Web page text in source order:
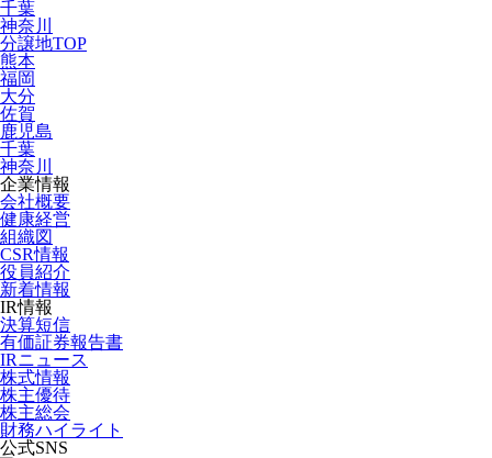
千葉
神奈川
分譲地TOP
熊本
福岡
大分
佐賀
鹿児島
千葉
神奈川
企業情報
会社概要
健康経営
組織図
CSR情報
役員紹介
新着情報
IR情報
決算短信
有価証券報告書
IRニュース
株式情報
株主優待
株主総会
財務ハイライト
公式SNS